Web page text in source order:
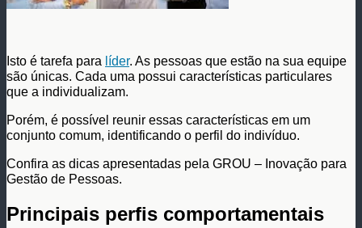
Isto é tarefa para líder. As pessoas que estão na sua equipe
são únicas. Cada uma possui características particulares
que a individualizam.
Porém, é possível reunir essas características em um
conjunto comum, identificando o perfil do indivíduo.
Confira as dicas apresentadas pela GROU – Inovação para
Gestão de Pessoas.
Principais perfis comportamentais